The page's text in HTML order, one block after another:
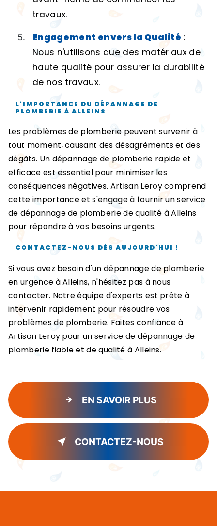
travaux.
Engagement envers la Qualité :
Nous n'utilisons que des matériaux de
haute qualité pour assurer la durabilité
de nos travaux.
L'IMPORTANCE DU DÉPANNAGE DE
PLOMBERIE À ALLEINS
Les problèmes de plomberie peuvent survenir à
tout moment, causant des désagréments et des
dégâts. Un dépannage de plomberie rapide et
efficace est essentiel pour minimiser les
conséquences négatives. Artisan Leroy comprend
cette importance et s'engage à fournir un service
de dépannage de plomberie de qualité à Alleins
pour répondre à vos besoins urgents.
CONTACTEZ-NOUS DÈS AUJOURD'HUI !
Si vous avez besoin d'un dépannage de plomberie
en urgence à Alleins, n'hésitez pas à nous
contacter. Notre équipe d'experts est prête à
intervenir rapidement pour résoudre vos
problèmes de plomberie. Faites confiance à
Artisan Leroy pour un service de dépannage de
plomberie fiable et de qualité à Alleins.
EN SAVOIR PLUS
CONTACTEZ-NOUS